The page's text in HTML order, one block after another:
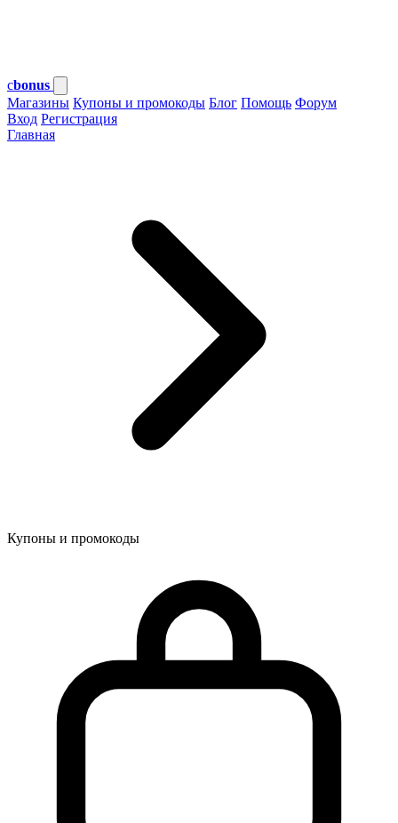
cbonus
Магазины Купоны и промокоды Блог Помощь Форум
Вход Регистрация
Главная
Купоны и промокоды